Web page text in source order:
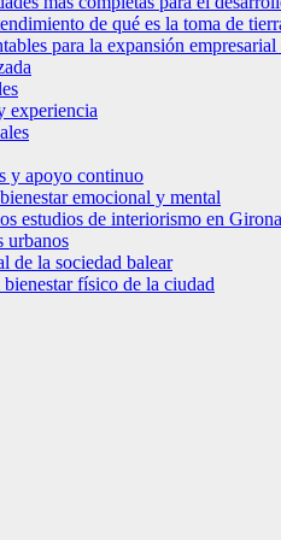
de qué es la toma de
para la expansión empresarial
experiencia
y apoyo continuo
emocional y mental
estudios de interiorismo en Girona
urbanos
de la sociedad balear
físico de la ciudad